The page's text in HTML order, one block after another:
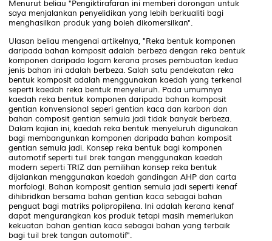
Menurut beliau "Pengiktirafaran ini memberi dorongan untuk
saya menjalankan penyelidikan yang lebih berkualiti bagi
menghasilkan produk yang boleh dikomersilkan".
Ulasan beliau mengenai artikelnya, "Reka bentuk komponen
daripada bahan komposit adalah berbeza dengan reka bentuk
komponen daripada logam kerana proses pembuatan kedua
jenis bahan ini adalah berbeza. Salah satu pendekatan reka
bentuk komposit adalah menggunakan kaedah yang terkenal
seperti kaedah reka bentuk menyeluruh. Pada umumnya
kaedah reka bentuk komponen daripada bahan komposit
gentian konvensional seperi gentian kaca dan karbon dan
bahan composit gentian semula jadi tidak banyak berbeza.
Dalam kajian ini, kaedah reka bentuk menyeluruh digunakan
bagi membangunkan komponen daripada bahan komposit
gentian semula jadi. Konsep reka bentuk bagi komponen
automotif seperti tuil brek tangan menggunakan kaedah
modern seperti TRIZ dan pemilihan konsep reka bentuk
dijalankan menggunakan kaedah gandingan AHP dan carta
morfologi. Bahan komposit gentian semula jadi seperti kenaf
dihibridkan bersama bahan gentian kaca sebagai bahan
penguat bagi matriks polipropilena. Ini adalah kerana kenaf
dapat mengurangkan kos produk tetapi masih memerlukan
kekuatan bahan gentian kaca sebagai bahan yang terbaik
bagi tuil brek tangan automotif".